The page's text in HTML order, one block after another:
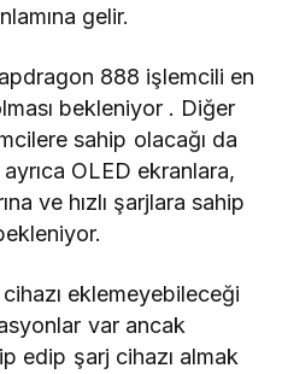
gelir.
888 işlemcili en
bekleniyor . Diğer
sahip olacağı da
OLED ekranlara,
ve hızlı şarjlara sahip
eklemeyebileceği
var ancak
edip şarj cihazı almak